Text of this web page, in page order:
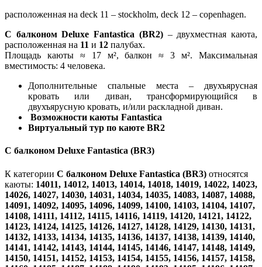
расположенная на deck 11 – stockholm, deck 12 – copenhagen.
С балконом Deluxe Fantastica (BR2)– двухместная каюта,
расположенная на 11 и 12 палубах.
Площадь каюты ≈ 17 м², балкон ≈ 3 м². Максимальная
вместимость: 4 человека.
Дополнительные спальные места – двухъярусная
кровать или диван, трансформирующийся в
двухъярусную кровать, и/или раскладной диван.
Возможности каюты Fantastica
Виртуальный тур по каюте BR2
С балконом Deluxe Fantastica (BR3)
К категории С балконом Deluxe Fantastica (BR3) относятся
каюты: 14011, 14012, 14013, 14014, 14018, 14019, 14022, 14023,
14026, 14027, 14030, 14031, 14034, 14035, 14083, 14087, 14088,
14091, 14092, 14095, 14096, 14099, 14100, 14103, 14104, 14107,
14108, 14111, 14112, 14115, 14116, 14119, 14120, 14121, 14122,
14123, 14124, 14125, 14126, 14127, 14128, 14129, 14130, 14131,
14132, 14133, 14134, 14135, 14136, 14137, 14138, 14139, 14140,
14141, 14142, 14143, 14144, 14145, 14146, 14147, 14148, 14149,
14150, 14151, 14152, 14153, 14154, 14155, 14156, 14157, 14158,